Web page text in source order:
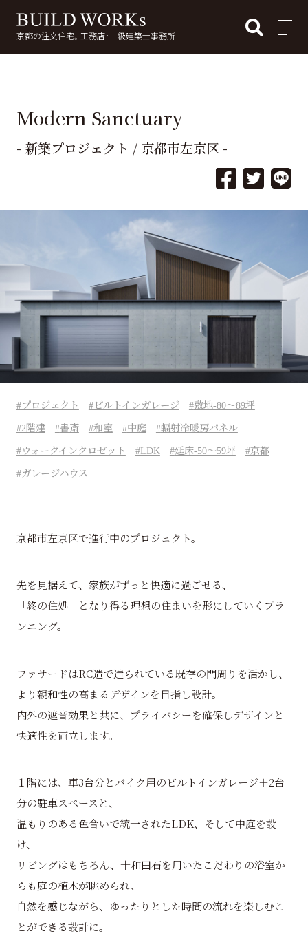
京都の注文住宅。工務店・一級建築士事務所 MENU
Modern Sanctuary
- 新築プロジェクト / 京都市左京区 -
プロジェクト ビルトインガレージ 敷地-80～89坪
2階建 書斎 和室 中庭 輻射冷暖房パネル
ウォークインクロゼット LDK 延床-50～59坪 京都
ガレージハウス
京都市左京区で進行中のプロジェクト。
先を見据えて、家族がずっと快適に過ごせる、
「終の住処」となり得る理想の住まいを形にしていくプラ
ンニング。
ファサードはRC造で造られている既存の門周りを活かし、
より親和性の高まるデザインを目指し設計。
内外の遮音効果と共に、プライバシーを確保しデザインと
快適性を両立します。
１階には、車3台分とバイク用のビルトインガレージ＋2台
分の駐車スペースと、
温もりのある色合いで統一されたLDK、そして中庭を設
け、
リビングはもちろん、十和田石を用いたこだわりの浴室か
らも庭の植木が眺められ、
自然を感じながら、ゆったりとした時間の流れを楽しむこ
とができる設計に。